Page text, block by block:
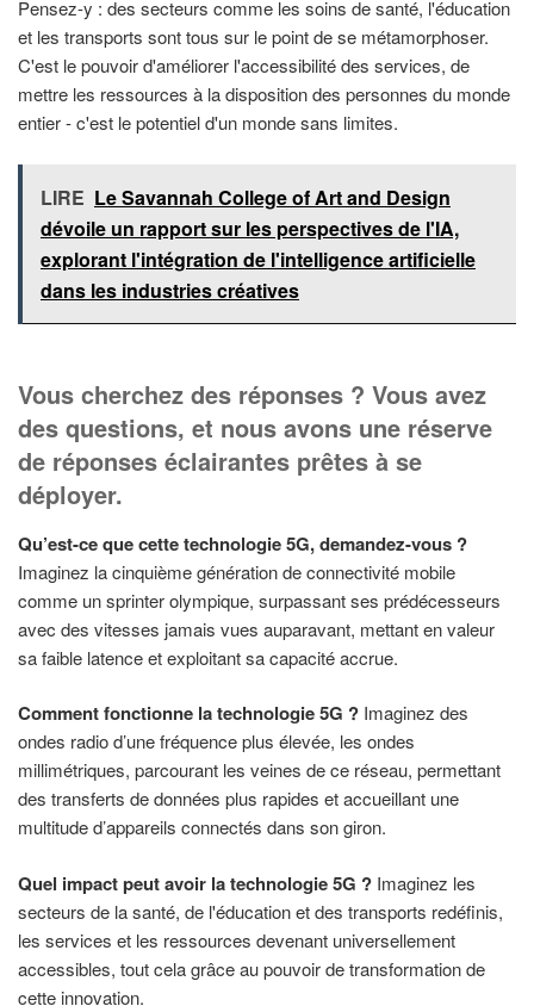
Pensez-y : des secteurs comme les soins de santé, l'éducation
et les transports sont tous sur le point de se métamorphoser.
C'est le pouvoir d'améliorer l'accessibilité des services, de
mettre les ressources à la disposition des personnes du monde
entier - c'est le potentiel d'un monde sans limites.
LIRE Le Savannah College of Art and Design
dévoile un rapport sur les perspectives de l'IA,
explorant l'intégration de l'intelligence artificielle
dans les industries créatives
Vous cherchez des réponses ? Vous avez
des questions, et nous avons une réserve
de réponses éclairantes prêtes à se
déployer.
Qu’est-ce que cette technologie 5G, demandez-vous ?
Imaginez la cinquième génération de connectivité mobile
comme un sprinter olympique, surpassant ses prédécesseurs
avec des vitesses jamais vues auparavant, mettant en valeur
sa faible latence et exploitant sa capacité accrue.
Comment fonctionne la technologie 5G ? Imaginez des
ondes radio d’une fréquence plus élevée, les ondes
millimétriques, parcourant les veines de ce réseau, permettant
des transferts de données plus rapides et accueillant une
multitude d’appareils connectés dans son giron.
Quel impact peut avoir la technologie 5G ? Imaginez les
secteurs de la santé, de l'éducation et des transports redéfinis,
les services et les ressources devenant universellement
accessibles, tout cela grâce au pouvoir de transformation de
cette innovation.